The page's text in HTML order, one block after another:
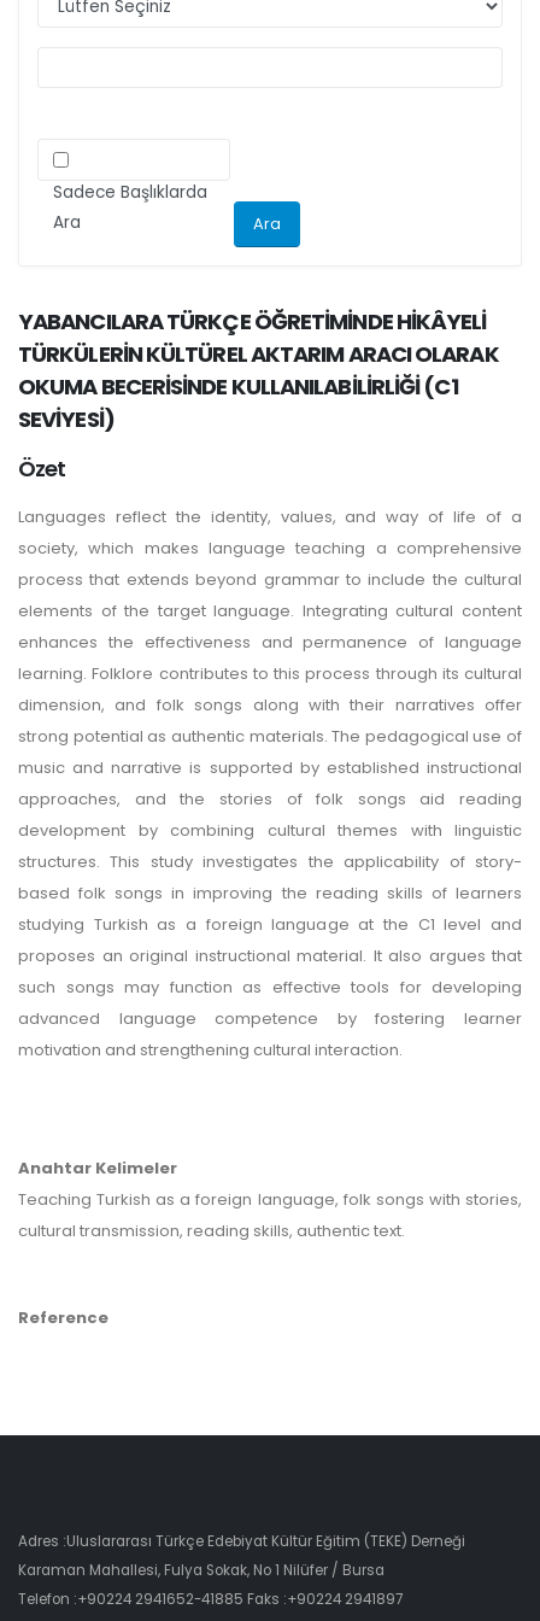
ilgili kriteri göz önünde bulundurarak
Sadece Başlıklarda
Ara
YABANCILARA TÜRKÇE ÖĞRETİMİNDE HİKÂYELİ
TÜRKÜLERİN KÜLTÜREL AKTARIM ARACI OLARAK
OKUMA BECERİSİNDE KULLANILABİLİRLİĞİ (C1
SEVİYESİ)
Özet
Languages reflect the identity, values, and way of life of a
society, which makes language teaching a comprehensive
process that extends beyond grammar to include the cultural
elements of the target language. Integrating cultural content
enhances the effectiveness and permanence of language
learning. Folklore contributes to this process through its cultural
dimension, and folk songs along with their narratives offer
strong potential as authentic materials. The pedagogical use of
music and narrative is supported by established instructional
approaches, and the stories of folk songs aid reading
development by combining cultural themes with linguistic
structures. This study investigates the applicability of story-
based folk songs in improving the reading skills of learners
studying Turkish as a foreign language at the C1 level and
proposes an original instructional material. It also argues that
such songs may function as effective tools for developing
advanced language competence by fostering learner
motivation and strengthening cultural interaction.
Anahtar Kelimeler
Teaching Turkish as a foreign language, folk songs with stories,
cultural transmission, reading skills, authentic text.
Reference
Adres :Uluslararası Türkçe Edebiyat Kültür Eğitim (TEKE) Derneği
Karaman Mahallesi, Fulya Sokak, No 1 Nilüfer / Bursa
Telefon :+90224 2941652-41885 Faks :+90224 2941897